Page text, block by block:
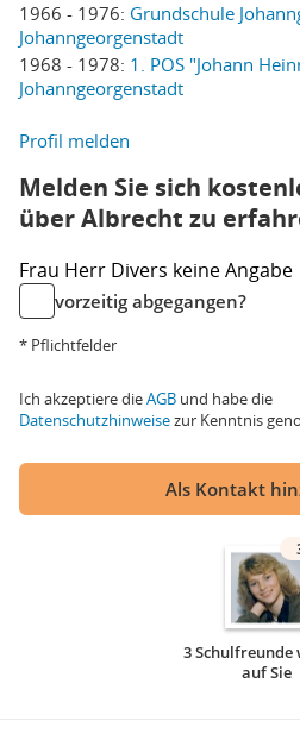
1966 - 1976: Grundschule
Johanngeorgenstadt
1968 - 1978: 1. POS "Johann
Johanngeorgenstadt
Profil melden
Melden Sie sich
über Albrecht zu
Frau Herr Divers keine Angabe
vorzeitig abgegangen?
* Pflichtfelder
Ich akzeptiere dieAGB und habe die
Datenschutzhinweisezur Kenntnis
Als Kontakt
3 Schulfreunde
auf Sie